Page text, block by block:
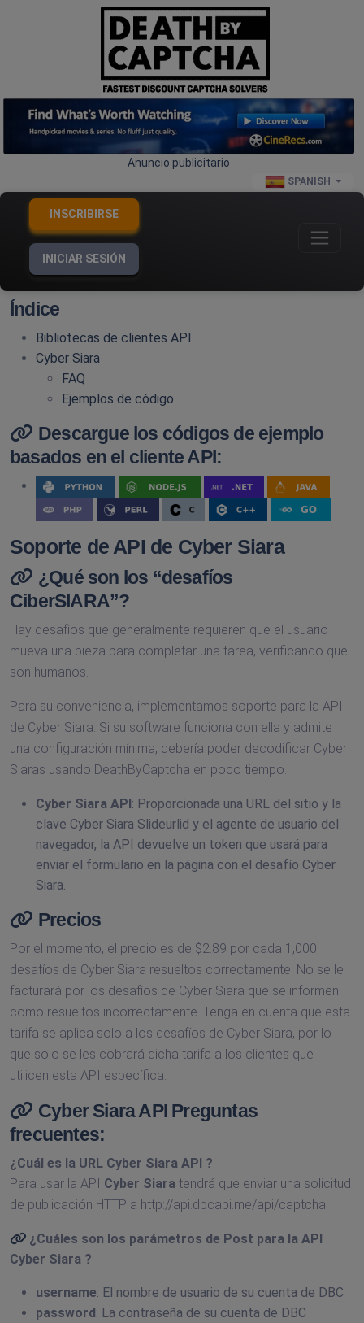
Anuncio publicitario
SPANISH
INSCRIBIRSE
INICIAR SESIÓN
Índice
Bibliotecas de clientes API
Cyber Siara
FAQ
Ejemplos de código
Descargue los códigos de ejemplo
basados en el cliente API:
Soporte de API de Cyber Siara
¿Qué son los “desafíos
CiberSIARA”?
Hay desafíos que generalmente requieren que el usuario
mueva una pieza para completar una tarea, verificando que
son humanos.
Para su conveniencia, implementamos soporte para la API
de Cyber Siara. Si su software funciona con ella y admite
una configuración mínima, debería poder decodificar Cyber
Siaras usando DeathByCaptcha en poco tiempo.
Cyber Siara API: Proporcionada una URL del sitio y la
clave Cyber Siara Slideurlid y el agente de usuario del
navegador, la API devuelve un token que usará para
enviar el formulario en la página con el desafío Cyber
Siara.
Precios
Por el momento, el precio es de $2.89 por cada 1,000
desafíos de Cyber Siara resueltos correctamente. No se le
facturará por los desafíos de Cyber Siara que se informen
como resueltos incorrectamente. Tenga en cuenta que esta
tarifa se aplica solo a los desafíos de Cyber Siara, por lo
que solo se les cobrará dicha tarifa a los clientes que
utilicen esta API específica.
Cyber Siara API Preguntas
frecuentes:
¿Cuál es la URL Cyber Siara API ?
Para usar la API Cyber Siara tendrá que enviar una solicitud
de publicación HTTP a http://api.dbcapi.me/api/captcha
¿Cuáles son los parámetros de Post para la API
Cyber Siara ?
username: El nombre de usuario de su cuenta de DBC
password: La contraseña de su cuenta de DBC